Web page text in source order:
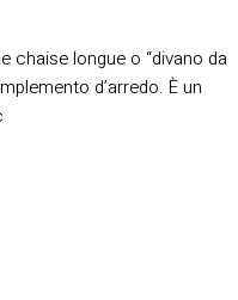
longue o “divano da
d’arredo. È un